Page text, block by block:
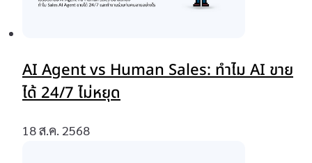
AI Agent vs Human Sales: ทำไม AI ขาย
ได้ 24/7 ไม่หยุด
18 ส.ค. 2568